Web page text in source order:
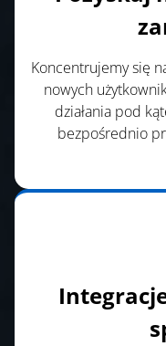
Koncentrujemy się
nowych
działania pod
bezpośrednio